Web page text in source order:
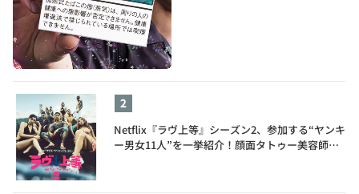
Netflix『ラヴ上等』シーズン2、参加する“ヤンキ
ー男女11人”を一挙紹介！顔面タトゥー美容師、